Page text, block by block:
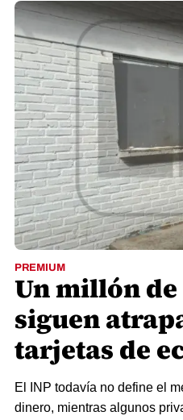
PREMIUM
Un millón
siguen
tarjetas de
El INP todavía no define el
dinero, mientras algunos